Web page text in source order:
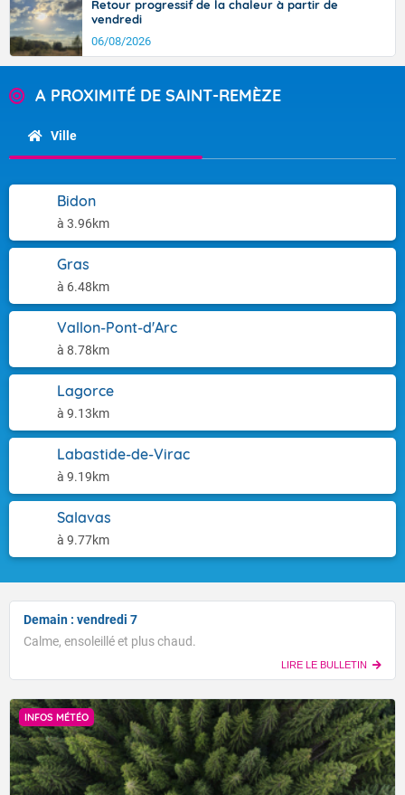
Retour progressif de la chaleur à partir de
vendredi
06/08/2026
A PROXIMITÉ DE SAINT-REMÈZE
Ville
Bidon
à 3.96km
Gras
à 6.48km
Vallon-Pont-d'Arc
à 8.78km
Lagorce
à 9.13km
Labastide-de-Virac
à 9.19km
Salavas
à 9.77km
Demain : vendredi 7
Calme, ensoleillé et plus chaud.
LIRE LE BULLETIN
INFOS MÉTÉO